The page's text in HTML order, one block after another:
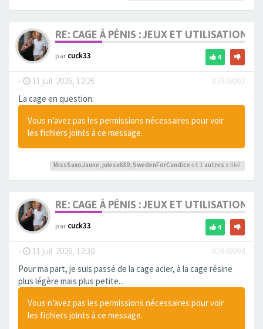
RE: CAGE À PÉNIS : JEUX ET UTILISATION,
parcuck33 4
- 11 juil. 2026, 12:26
#2949092
La cage en question.
Vous n’avez pas les permissions nécessaires pour voir
les fichiers joints à ce message.
MissSaxoJaune, julesx630, SwedenForCandice et 1 autres a liké
RE: CAGE À PÉNIS : JEUX ET UTILISATION,
parcuck33 4
- 11 juil. 2026, 12:30
#2949094
Pour ma part, je suis passé de la cage acier, à la cage résine
plus légère mais plus petite...
Vous n’avez pas les permissions nécessaires pour voir
les fichiers joints à ce message.